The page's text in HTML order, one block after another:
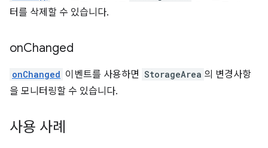
터를 삭제할 수 있습니다.
onChanged
onChanged 이벤트를 사용하면 StorageArea 의 변경사항
을 모니터링할 수 있습니다.
사용 사례